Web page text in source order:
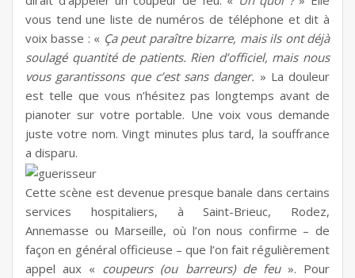
vous tend une liste de numéros de téléphone et dit à
voix basse : « Ça peut paraître bizarre, mais ils ont déjà
soulagé quantité de patients. Rien d’officiel, mais nous
vous garantissons que c’est sans danger. » La douleur
est telle que vous n’hésitez pas longtemps avant de
pianoter sur votre portable. Une voix vous demande
juste votre nom. Vingt minutes plus tard, la souffrance
a disparu.
Cette scène est devenue presque banale dans certains
services hospitaliers, à Saint-Brieuc, Rodez,
Annemasse ou Marseille, où l’on nous confirme – de
façon en général officieuse – que l’on fait régulièrement
appel aux « coupeurs (ou barreurs) de feu». Pour